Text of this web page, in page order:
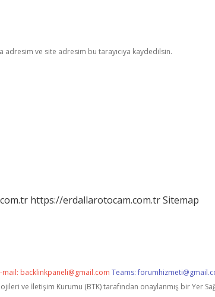
adresim ve site adresim bu tarayıcıya kaydedilsin.
https://erdallarotocam.com.trSitemap
mail: backlinkpaneli@gmail.com Teams:
ve İletişim Kurumu (BTK) tarafından onaylanmış bir